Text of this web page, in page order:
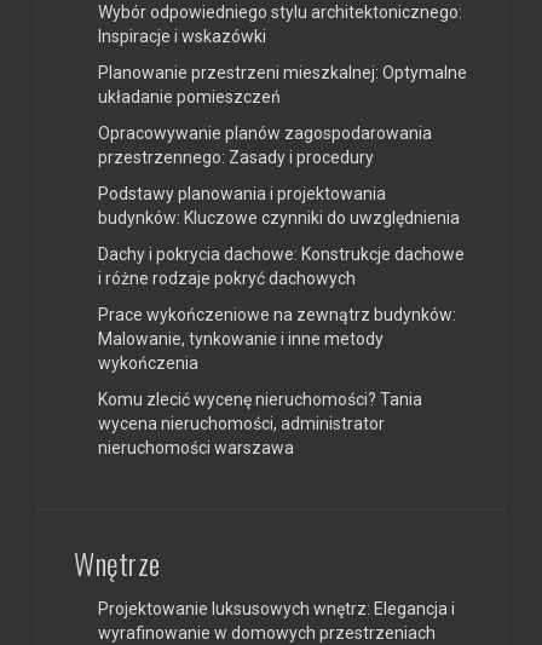
Wybór odpowiedniego stylu architektonicznego:
Inspiracje i wskazówki
Planowanie przestrzeni mieszkalnej: Optymalne
układanie pomieszczeń
Opracowywanie planów zagospodarowania
przestrzennego: Zasady i procedury
Podstawy planowania i projektowania
budynków: Kluczowe czynniki do uwzględnienia
Dachy i pokrycia dachowe: Konstrukcje dachowe
i różne rodzaje pokryć dachowych
Prace wykończeniowe na zewnątrz budynków:
Malowanie, tynkowanie i inne metody
wykończenia
Komu zlecić wycenę nieruchomości? Tania
wycena nieruchomości, administrator
nieruchomości warszawa
Wnętrze
Projektowanie luksusowych wnętrz: Elegancja i
wyrafinowanie w domowych przestrzeniach